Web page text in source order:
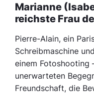
Marianne
reichste Frau
Pierre-Alain, ein
Schreibmaschine
einem Fotoshooting
unerwarteten
Freundschaft, die